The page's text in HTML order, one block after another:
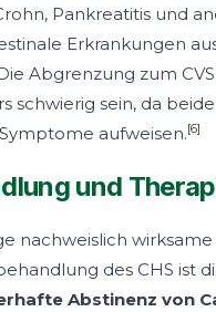
Pankreatitis und
Erkrankungen
Abgrenzung zum
schwierig sein, da
aufweisen.[6]
und
nachweislich wirksame
des CHS ist
Abstinenz von